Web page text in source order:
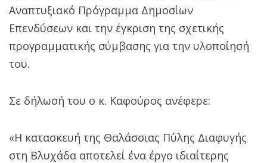
Αναπτυξιακό Πρόγραμμα Δημοσίων
Επενδύσεων και την έγκριση της σχετικής
προγραμματικής σύμβασης για την υλοποίησή
του.
Σε δήλωσή του ο κ. Καφούρος ανέφερε:
«Η κατασκευή της Θαλάσσιας Πύλης Διαφυγής
στη Βλυχάδα αποτελεί ένα έργο ιδιαίτερης